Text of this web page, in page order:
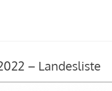
– Landesliste